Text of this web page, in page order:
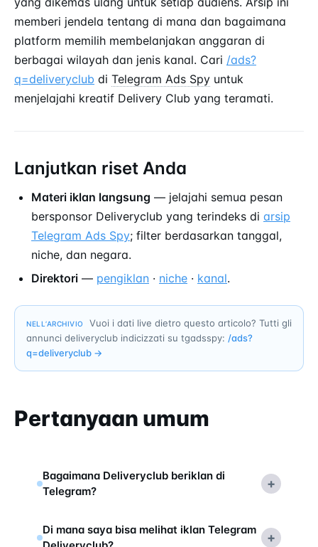
memberi jendela tentang di mana dan bagaimana
platform memilih membelanjakan anggaran di
berbagai wilayah dan jenis kanal. Cari /ads?
q=deliveryclub di Telegram Ads Spy untuk
menjelajahi kreatif Delivery Club yang teramati.
Lanjutkan riset Anda
Materi iklan langsung — jelajahi semua pesan
bersponsor Deliveryclub yang terindeks di arsip
Telegram Ads Spy; filter berdasarkan tanggal,
niche, dan negara.
Direktori — pengiklan · niche · kanal.
NELL’ARCHIVIO
Vuoi i dati live dietro questo articolo? Tutti gli
annunci deliveryclub indicizzati su tgadsspy: /ads?
q=deliveryclub →
Pertanyaan umum
Bagaimana Deliveryclub beriklan di
Telegram?
+
Di mana saya bisa melihat iklan Telegram
+